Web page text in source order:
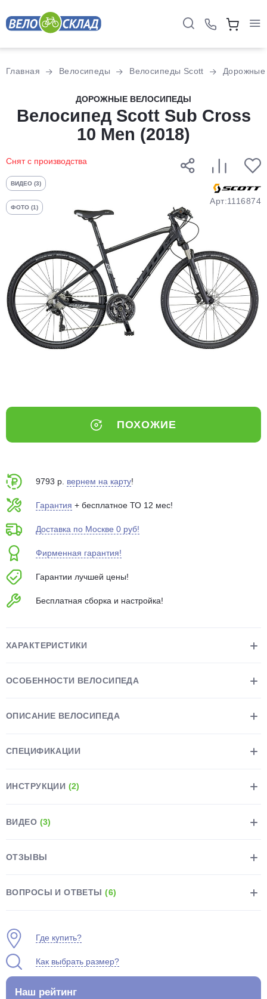
Главная Велосипеды Велосипеды Scott Дорожные
ДОРОЖНЫЕ ВЕЛОСИПЕДЫ
Велосипед Scott Sub Cross
10 Men (2018)
Снят с производства
ВИДЕО (3)
ФОТО (1)
Арт:1116874
ПОХОЖИЕ
9793 р. вернем на карту!
Гарантия + бесплатное ТО 12 мес!
Доставка по Москве 0 руб!
Фирменная гарантия!
Гарантии лучшей цены!
Бесплатная сборка и настройка!
ХАРАКТЕРИСТИКИ
ОСОБЕННОСТИ ВЕЛОСИПЕДА
ОПИСАНИЕ ВЕЛОСИПЕДА
СПЕЦИФИКАЦИИ
ИНСТРУКЦИИ (2)
ВИДЕО (3)
ОТЗЫВЫ
ВОПРОСЫ И ОТВЕТЫ(6)
Где купить?
Как выбрать размер?
Наш рейтинг
Разбейте
оплатуна части
без переплат
График платежей
Добавляйте товары
в корзину
Оплачивайте сегодня только
выбранный способом
Оставшиеся75% будут
Подробнее
Остались вопросы?